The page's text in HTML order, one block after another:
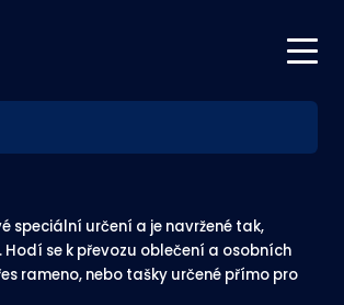
speciální určení a je navržené tak,
se k převozu oblečení a osobních
rameno, nebo tašky určené přímo pro